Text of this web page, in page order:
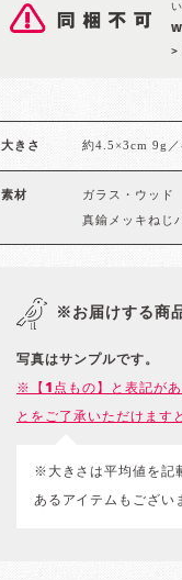
>
大きさ 約4.5×3cm 9g／
素材
ガラス・ウッド
真鍮メッキねじ
※お届けする商
写真はサンプルです。
※【1点もの】と表記があ
とをご了承いただけます
※大きさは平均値を記
あるアイテムもござい